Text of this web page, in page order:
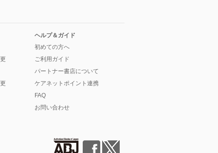
ヘルプ＆ガイド
初めての方へ
ご利用ガイド
パートナー書店について
ケアネットポイント連携
FAQ
お問い合わせ